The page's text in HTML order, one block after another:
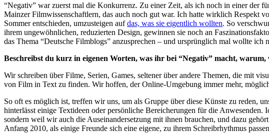
“Negativ” war zuerst mal die Konkurrenz. Zu einer Zeit, als ich noch in einer der
Mainzer Filmwissenschaftlern, das auch noch gut war. Ich hatte wirklich Respekt
Sommer entschieden, umzusteigen aufdas, was sie eigentlich wollten. So
ihrem ungewöhnlichen, reduzierten Design, gewinnen sie noch an
das Thema “Deutsche Filmblogs” anzusprechen – und ursprünglich mal wollte ich
Beschreibst du kurz in eigenen Worten, was ihr bei “Negativ” macht, warum,
Wir schreiben über Filme, Serien, Games, seltener über andere Themen, die mit
von Film in Text zu finden. Wir hoffen, der Online-Umgebung immer mehr,
So oft es möglich ist, treffen wir uns, um als Gruppe über diese Künste zu reden,
hinterlässt einige Textideen oder persönliche Bereicherungen für die
sondern weil wir auch die Auseinandersetzung mit ihnen brauchen, und dazu
Anfang 2010, als einige Freunde sich eine eigene, zu ihrem Schreibrhythmus